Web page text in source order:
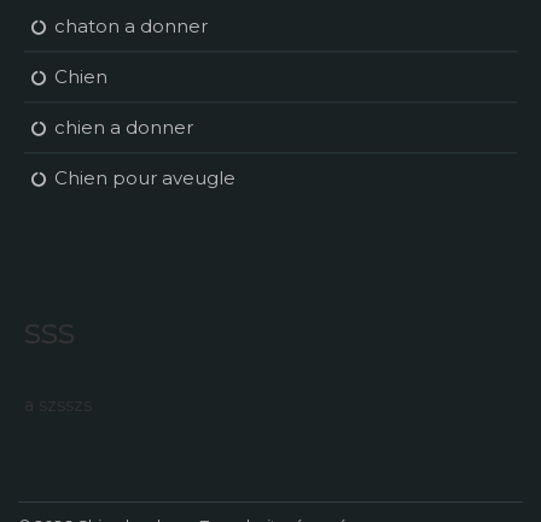
chaton a donner
Chien
chien a donner
Chien pour aveugle
sss
a szsszs